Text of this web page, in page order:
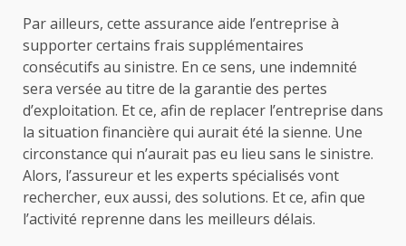
Par ailleurs, cette assurance aide l’entreprise à
supporter certains frais supplémentaires
consécutifs au sinistre. En ce sens, une indemnité
sera versée au titre de la garantie des pertes
d’exploitation. Et ce, afin de replacer l’entreprise dans
la situation financière qui aurait été la sienne. Une
circonstance qui n’aurait pas eu lieu sans le sinistre.
Alors, l’assureur et les experts spécialisés vont
rechercher, eux aussi, des solutions. Et ce, afin que
l’activité reprenne dans les meilleurs délais.